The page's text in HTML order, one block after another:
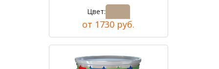
Цвет:
от 1730 руб.